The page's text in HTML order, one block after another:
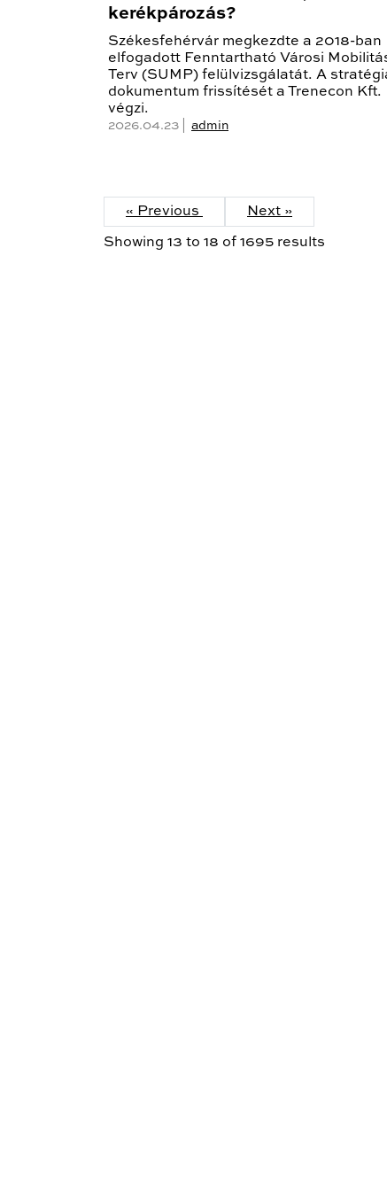
kerékpározás?
Székesfehérvár megkezdte a 2018-ban
elfogadott Fenntartható Városi
Terv (SUMP) felülvizsgálatát. A
dokumentum frissítését a Trenecon Kft.
végzi.
2026.04.23 | admin
« Previous Next »
Showing 13 to 18 of 1695 results